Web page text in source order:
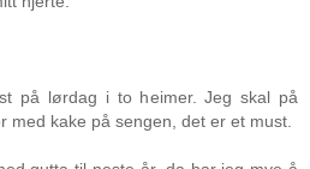
på lørdag i to heimer. Jeg skal på
med kake på sengen, det er et must.